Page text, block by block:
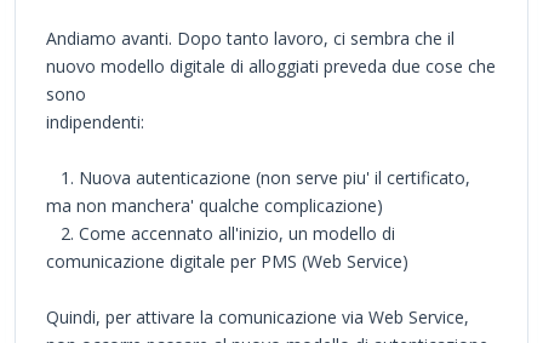
Andiamo avanti. Dopo tanto lavoro, ci sembra che il
nuovo modello digitale di alloggiati preveda due cose che
sono
indipendenti:
1. Nuova autenticazione (non serve piu' il certificato,
ma non manchera' qualche complicazione)
2. Come accennato all'inizio, un modello di
comunicazione digitale per PMS (Web Service)
Quindi, per attivare la comunicazione via Web Service,